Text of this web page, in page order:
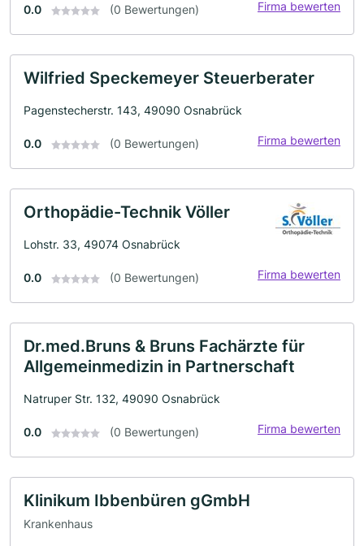
0.0 (0 Bewertungen) Firma bewerten
Wilfried Speckemeyer Steuerberater
Pagenstecherstr. 143, 49090 Osnabrück
0.0 (0 Bewertungen) Firma bewerten
Orthopädie-Technik Völler
Lohstr. 33, 49074 Osnabrück
0.0 (0 Bewertungen) Firma bewerten
Dr.med.Bruns & Bruns Fachärzte für
Allgemeinmedizin in Partnerschaft
Natruper Str. 132, 49090 Osnabrück
0.0 (0 Bewertungen) Firma bewerten
Klinikum Ibbenbüren gGmbH
Krankenhaus